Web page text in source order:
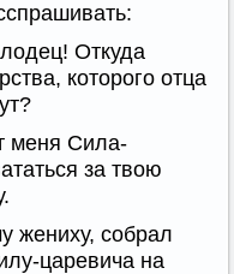
Откуда
которого отца
меня Сила-
за твою
жениху, собрал
царевича на